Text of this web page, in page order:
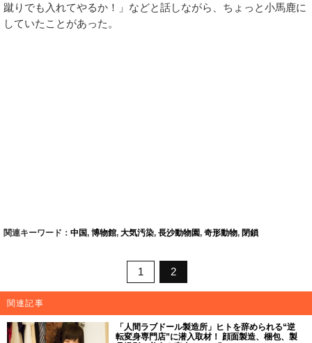
蹴りでも入れてやるか！」などと話しながら、ちょっと小馬鹿に
していたことがあった。
関連キーワード： 中国, 博物館, 大気汚染, 長沙動物園, 奇形動物, 閉鎖
1 2
関連記事
「人間ラブドール製造所」ヒトを辞められる“逆
転変身専門店”に潜入取材！ 顔面製造、梱包、製